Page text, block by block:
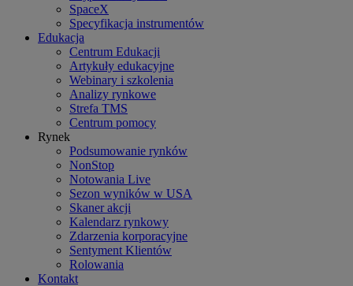
SpaceX
Specyfikacja instrumentów
Edukacja
Centrum Edukacji
Artykuły edukacyjne
Webinary i szkolenia
Analizy rynkowe
Strefa TMS
Centrum pomocy
Rynek
Podsumowanie rynków
NonStop
Notowania Live
Sezon wyników w USA
Skaner akcji
Kalendarz rynkowy
Zdarzenia korporacyjne
Sentyment Klientów
Rolowania
Kontakt